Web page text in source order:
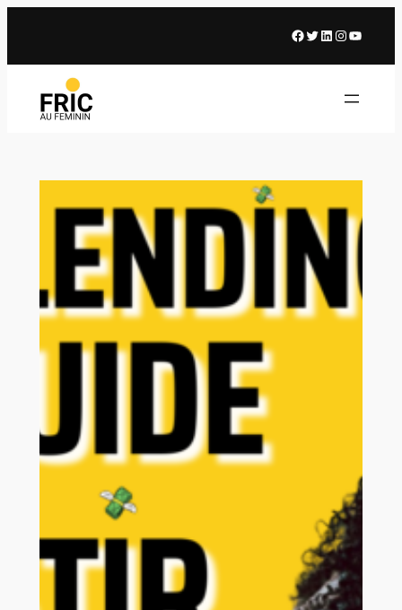
Facebook
X LinkedIn
Instagram